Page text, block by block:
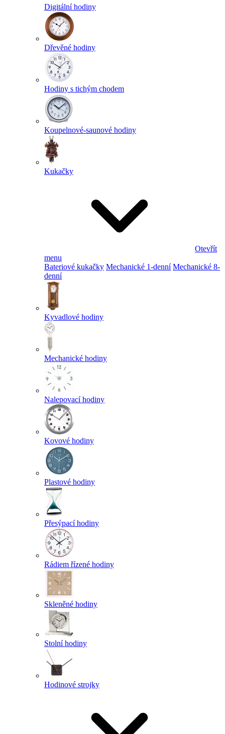
Digitální hodiny
Dřevěné hodiny
Hodiny s tichým chodem
Koupelnové-saunové hodiny
Kukačky
Otevřít
menu
Bateriové kukačky Mechanické 1-denní Mechanické 8-
denní
Kyvadlové hodiny
Mechanické hodiny
Nalepovací hodiny
Kovové hodiny
Plastové hodiny
Přesýpací hodiny
Rádiem řízené hodiny
Skleněné hodiny
Stolní hodiny
Hodinové strojky